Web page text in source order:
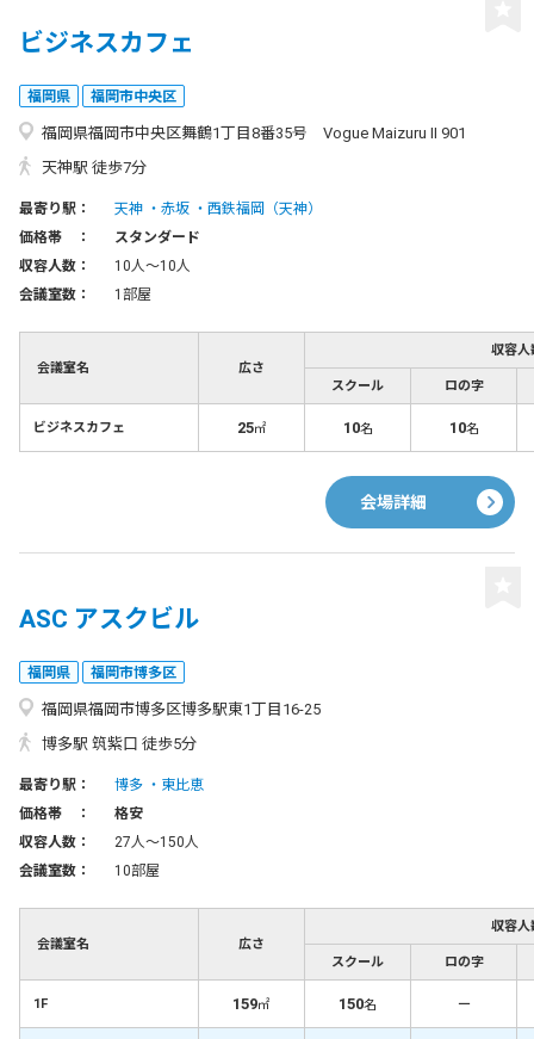
ビジネスカフェ
福岡県 福岡市中央区
福岡県福岡市中央区舞鶴1丁目8番35号 Vogue Maizuru Ⅱ 901
天神駅 徒歩7分
最寄り駅： 天神 赤坂
西鉄福岡（天神）
価格帯 ：
スタンダード
収容人数：
10人〜10人
会議室数：
1部屋
会議室名 広さ
収容人
スクール ロの字
ビジネスカフェ 25㎡ 10名 10名
会場詳細
ASC アスクビル
福岡県 福岡市博多区
福岡県福岡市博多区博多駅東1丁目16-25
博多駅 筑紫口 徒歩5分
最寄り駅： 博多
東比恵
価格帯 ：
格安
収容人数：
27人〜150人
会議室数：
10部屋
会議室名 広さ
収容人
スクール ロの字
1F 159㎡ 150名 －